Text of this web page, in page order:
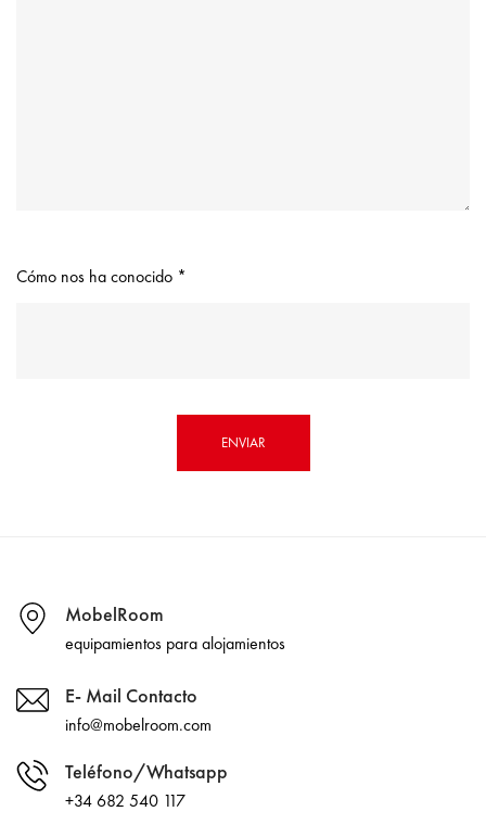
Cómo nos ha conocido *
MobelRoom
equipamientos para alojamientos
E- Mail Contacto
info@mobelroom.com
Teléfono/Whatsapp
+34 682 540 117